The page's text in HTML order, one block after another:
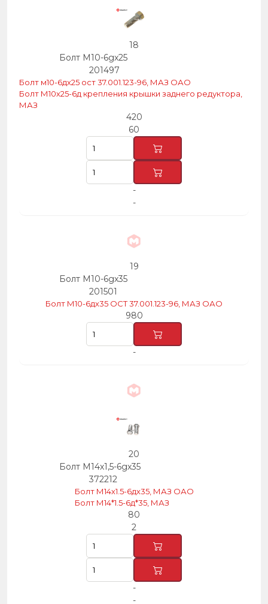
18
Болт М10-6gх25
201497
Болт м10-6дх25 ост 37.001.123-96, МАЗ ОАО
Болт М10х25-6д крепления крышки заднего редуктора,
МАЗ
420
60
-
-
19
Болт М10-6gх35
201501
Болт М10-6дх35 ОСТ 37.001.123-96, МАЗ ОАО
980
-
20
Болт М14х1,5-6gх35
372212
Болт М14х1.5-6дх35, МАЗ ОАО
Болт М14*1.5-6д*35, МАЗ
80
2
-
-